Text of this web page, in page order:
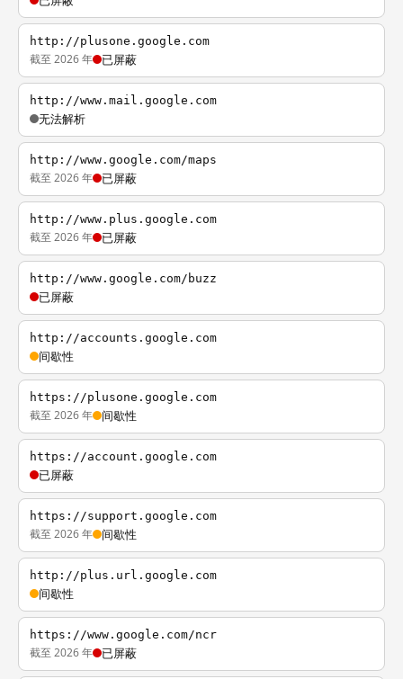
http://plusone.google.com
截至 2026 年 已屏蔽
http://www.mail.google.com
无法解析
http://www.google.com/maps
截至 2026 年 已屏蔽
http://www.plus.google.com
截至 2026 年 已屏蔽
http://www.google.com/buzz
已屏蔽
http://accounts.google.com
间歇性
https://plusone.google.com
截至 2026 年 间歇性
https://account.google.com
已屏蔽
https://support.google.com
截至 2026 年 间歇性
http://plus.url.google.com
间歇性
https://www.google.com/ncr
截至 2026 年 已屏蔽